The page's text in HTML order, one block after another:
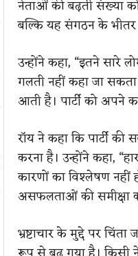
नेताओं की बढ़ती संख्या
बल्कि यह संगठन के
उन्होंने कहा, “इतने सारे
गलती नहीं कहा जा
आती है। पार्टी को अपने
रॉय ने कहा कि पार्टी
करना है। उन्होंने कहा,
कारणों का विश्लेषण नहीं
असफलताओं की समीक्षा
भ्रष्टाचार के मुद्दे पर